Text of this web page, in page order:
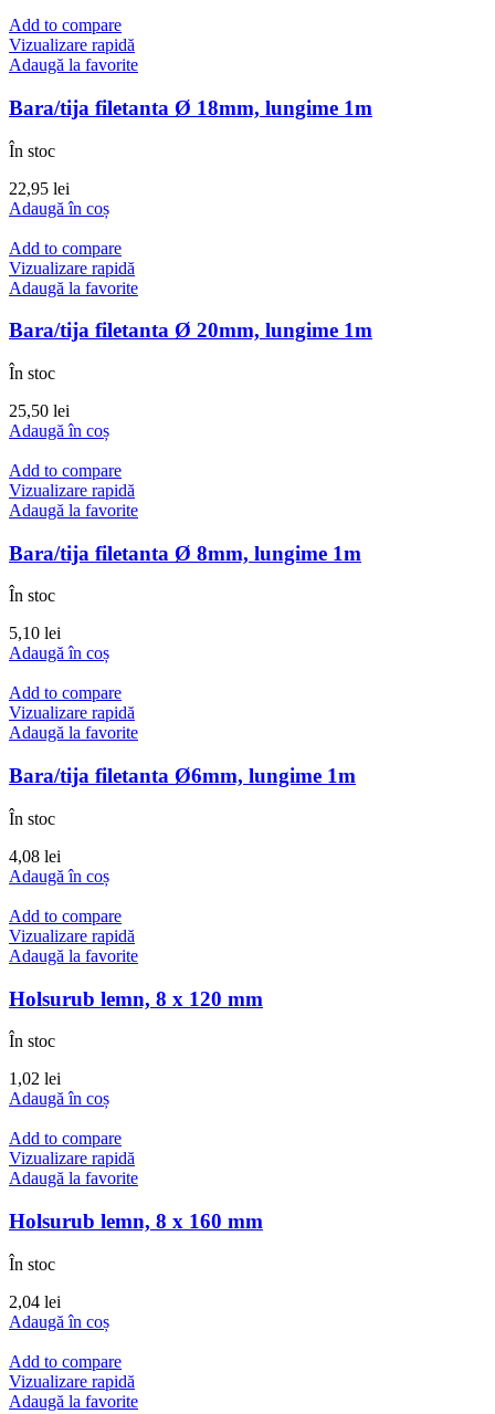
Add to compare
Vizualizare rapidă
Adaugă la favorite
Bara/tija filetanta Ø 18mm, lungime 1m
În stoc
22,95 lei
Adaugă în coș
Add to compare
Vizualizare rapidă
Adaugă la favorite
Bara/tija filetanta Ø 20mm, lungime 1m
În stoc
25,50 lei
Adaugă în coș
Add to compare
Vizualizare rapidă
Adaugă la favorite
Bara/tija filetanta Ø 8mm, lungime 1m
În stoc
5,10 lei
Adaugă în coș
Add to compare
Vizualizare rapidă
Adaugă la favorite
Bara/tija filetanta Ø6mm, lungime 1m
În stoc
4,08 lei
Adaugă în coș
Add to compare
Vizualizare rapidă
Adaugă la favorite
Holsurub lemn, 8 x 120 mm
În stoc
1,02 lei
Adaugă în coș
Add to compare
Vizualizare rapidă
Adaugă la favorite
Holsurub lemn, 8 x 160 mm
În stoc
2,04 lei
Adaugă în coș
Add to compare
Vizualizare rapidă
Adaugă la favorite